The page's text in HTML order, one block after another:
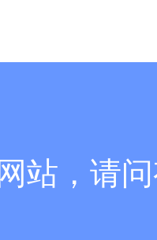
站，请